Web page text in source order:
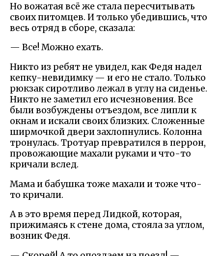
Но вожатая всё же стала пересчитывать
своих питомцев. И только убедившись, что
весь отряд в сборе, сказала:
— Все! Можно ехать.
Никто из ребят не увидел, как Федя надел
кепку-невидимку — и его не стало. Только
рюкзак сиротливо лежал в углу на сиденье.
Никто не заметил его исчезновения. Все
были возбуждены отъездом, все липли к
окнам и искали своих близких. Сложенные
ширмочкой двери захлопнулись. Колонна
тронулась. Тротуар превратился в перрон,
провожающие махали руками и что-то
кричали вслед.
Мама и бабушка тоже махали и тоже что-
то кричали.
А в это время перед Лидкой, которая,
прижимаясь к стене дома, стояла за углом,
возник Федя.